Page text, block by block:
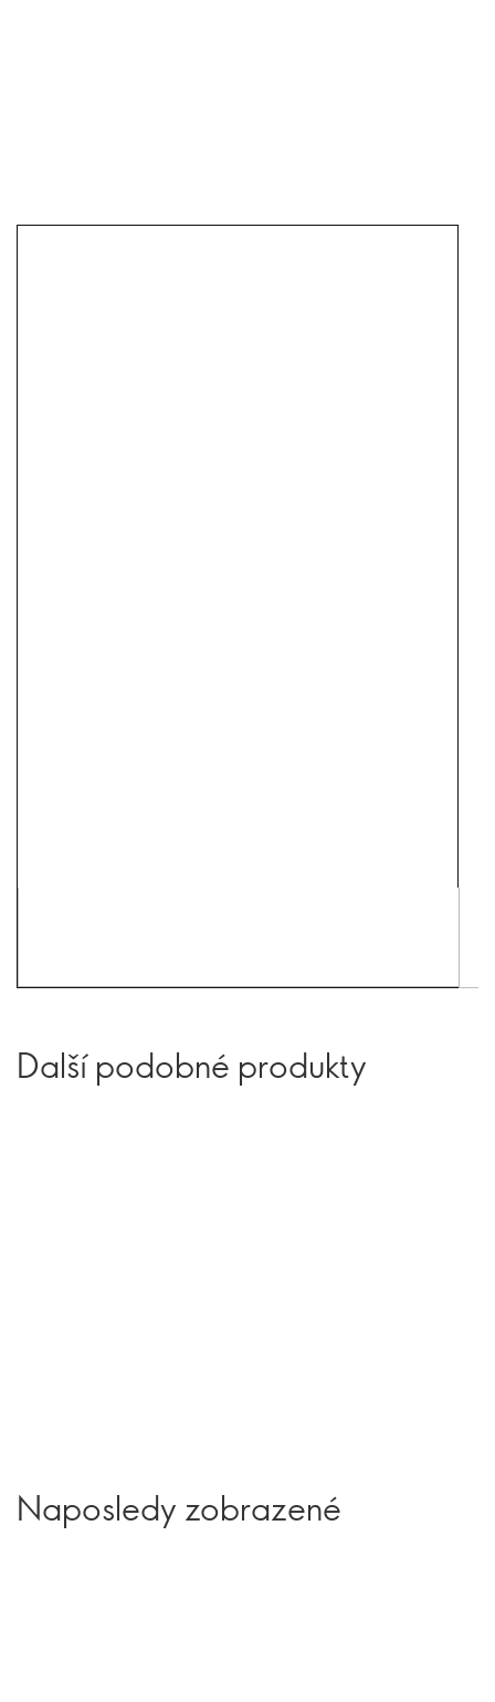
Další podobné produkty
Naposledy zobrazené